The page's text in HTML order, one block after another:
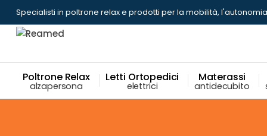
Specialisti in poltrone relaxe prodotti per la mobilità,
Poltrone Relax
alzapersona
Letti Ortopedici
elettrici
Materassi
antidecubito